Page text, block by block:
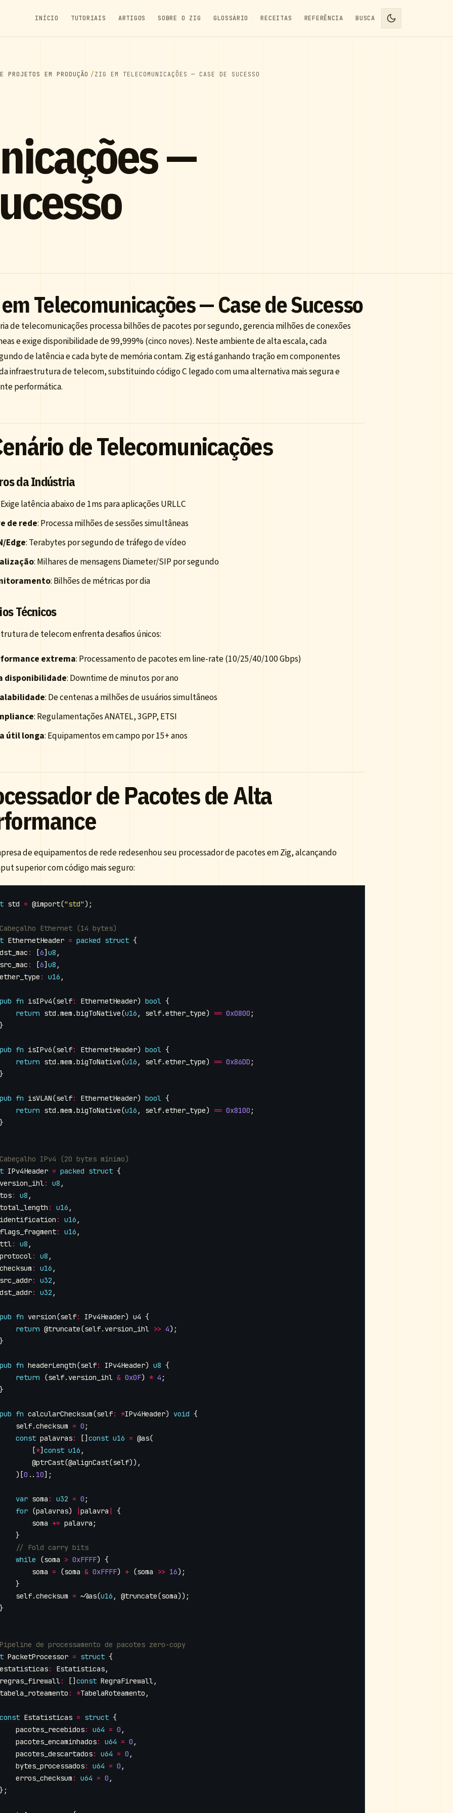
INÍCIO TUTORIAIS ARTIGOS SOBRE O ZIG GLOSSÁRIO RECEITAS REFERÊNCIA BUSCA
EM PRODUÇÃO ZIG EM TELECOMUNICAÇÕES — CASE DE SUCESSO
—
Telecomunicações — Case de Sucesso
de telecomunicações processa bilhões de pacotes por segundo, gerencia milhões de conexões
e exige disponibilidade de 99,999% (cinco noves). Neste ambiente de alta escala, cada
de latência e cada byte de memória contam. Zig está ganhando tração em componentes
infraestrutura de telecom, substituindo código C legado com uma alternativa mais segura e
performática.
de Telecomunicações
da Indústria
latência abaixo de 1ms para aplicações URLLC
de rede: Processa milhões de sessões simultâneas
Edge: Terabytes por segundo de tráfego de vídeo
: Milhares de mensagens Diameter/SIP por segundo
: Bilhões de métricas por dia
Técnicos
de telecom enfrenta desafios únicos:
extrema: Processamento de pacotes em line-rate (10/25/40/100 Gbps)
disponibilidade: Downtime de minutos por ano
: De centenas a milhões de usuários simultâneos
: Regulamentações ANATEL, 3GPP, ETSI
útil longa: Equipamentos em campo por 15+ anos
de Pacotes de Alta
de equipamentos de rede redesenhou seu processador de pacotes em Zig, alcançando
superior com código mais seguro:
std = @import("std" );
EthernetHeader = packed struct {
dst_mac : [6] u8 ,
src_mac : [6] u8 ,
ether_type : u16 ,
pub fn isIPv4(self: EthernetHeader) bool {
return std .mem .bigToNative(u16 , self.ether_type) == 0x0800 ;
}
pub fn isIPv6(self: EthernetHeader) bool {
return std .mem .bigToNative(u16 , self.ether_type) == 0x86DD ;
}
pub fn isVLAN(self: EthernetHeader) bool {
return std .mem .bigToNative(u16 , self.ether_type) == 0x8100 ;
}
IPv4Header = packed struct {
version_ihl: u8 ,
tos: u8 ,
total_length : u16 ,
identification : u16 ,
flags_fragment: u16 ,
ttl: u8 ,
protocol: u8 ,
checksum : u16 ,
src_addr: u32 ,
dst_addr: u32 ,
pub fn version(self: IPv4Header) u4 {
return @truncate(self. version_ihl >> 4);
}
pub fn headerLength(self: IPv4Header) u8 {
return
(self. version_ihl & 0x0F) * 4 ;
}
pub fn calcularChecksum(self: *IPv4Header) void {
self.checksum = 0 ;
const palavras: [] const u16 = @as(
[*] const u16 ,
@ptrCast(@alignCast(self)),
)[0 .. 10];
var soma : u32 = 0 ;
for (palavras) palavra
{
soma += palavra ;
}
while
(soma > 0xFFFF) {
soma = (soma & 0xFFFF) + (soma >> 16);
}
self.checksum = ~@as(u16 , @truncate(soma));
}
PacketProcessor = struct {
estatisticas: Estatisticas,
regras_firewall: [] const RegraFirewall,
tabela_roteamento : *TabelaRoteamento ,
const Estatisticas = struct {
pacotes_recebidos: u64 = 0 ,
pacotes_encaminhados: u64 = 0 ,
pacotes_descartados: u64 = 0 ,
bytes_processados: u64 = 0 ,
erros_checksum : u64 = 0 ,
};